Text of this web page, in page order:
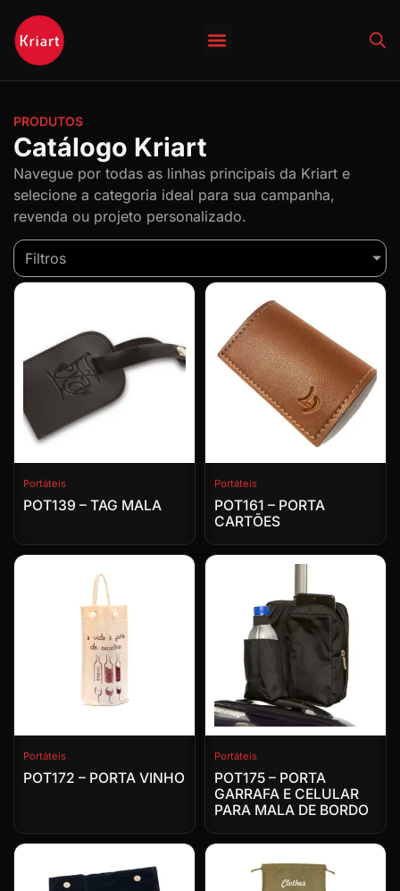
PRODUTOS
Catálogo Kriart
Navegue por todas as linhas principais da Kriart e
selecione a categoria ideal para sua campanha,
revenda ou projeto personalizado.
Filtros
Portáteis
POT139 – TAG MALA
Portáteis
POT161 – PORTA
CARTÕES
Portáteis
POT172 – PORTA VINHO
Portáteis
POT175 – PORTA
GARRAFA E CELULAR
PARA MALA DE BORDO